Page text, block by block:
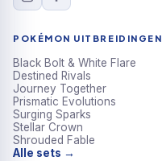
POKÉMON UITBREIDINGEN
Black Bolt & White Flare
Destined Rivals
Journey Together
Prismatic Evolutions
Surging Sparks
Stellar Crown
Shrouded Fable
Alle sets →